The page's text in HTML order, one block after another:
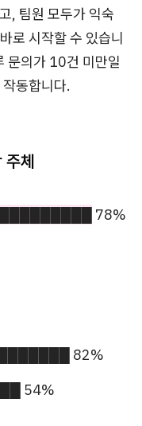
, 팀원 모두가 익숙
로 시작할 수 있습니
문의가 10건 미만일
동합니다.
주체
78%
82%
54%